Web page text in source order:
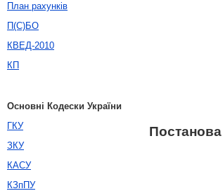
План рахунків
П(С)БО
КВЕД-2010
КП
Основні Кодески України
ГКУ
ЗКУ
КАСУ
КЗпПУ